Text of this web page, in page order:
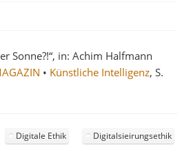
Sonne?!“, in: Achim Halfmann
• Künstliche Intelligenz, S.
Digitale Ethik Digitalsieirungsethik